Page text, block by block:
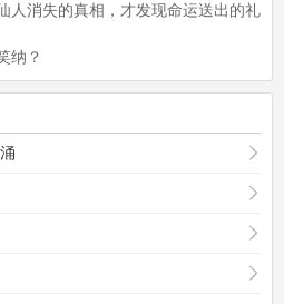
人消失的真相，才发现命运送出的礼
纳？